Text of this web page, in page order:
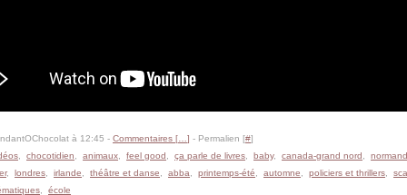
à 12:45 -Commentaires [ …] - Permalien [#]
,chocotidien ,animaux ,feel good ,ça parle de livres ,baby,canada-grand nord ,
,londres ,irlande ,théâtre et danse ,abba ,printemps-été ,automne ,policiers et thrillers ,
,école